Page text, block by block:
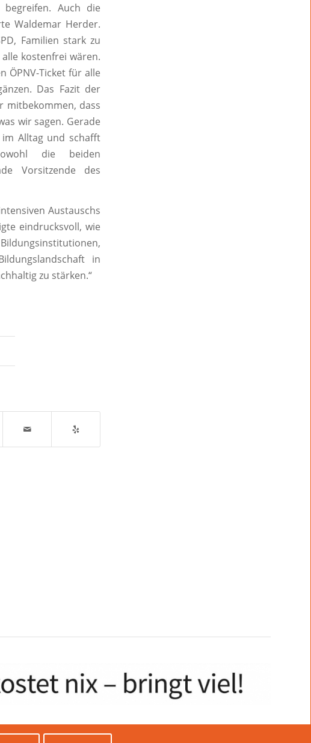
begreifen. Auch die
Waldemar Herder.
Familien stark zu
kostenfrei wären.
ÖPNV-Ticket für alle
Das Fazit der
mitbekommen, dass
wir sagen. Gerade
Alltag und schafft
die beiden
Vorsitzende des
Austauschs
eindrucksvoll, wie
in
zu stärken.“